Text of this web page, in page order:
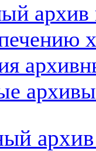
архив
архивы